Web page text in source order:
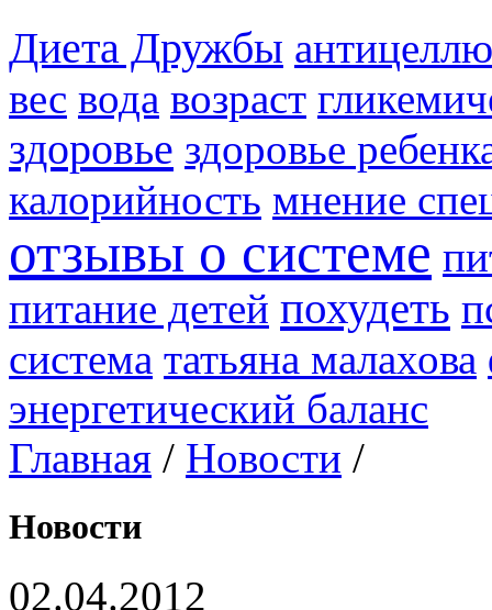
Диета Дружбы
вес вода возраст
здоровье здоровье
калорийность мнение
отзывы о системе
питание детей похудеть
система татьяна малахова
энергетический баланс
Главная / Новости /
Новости
02.04.2012